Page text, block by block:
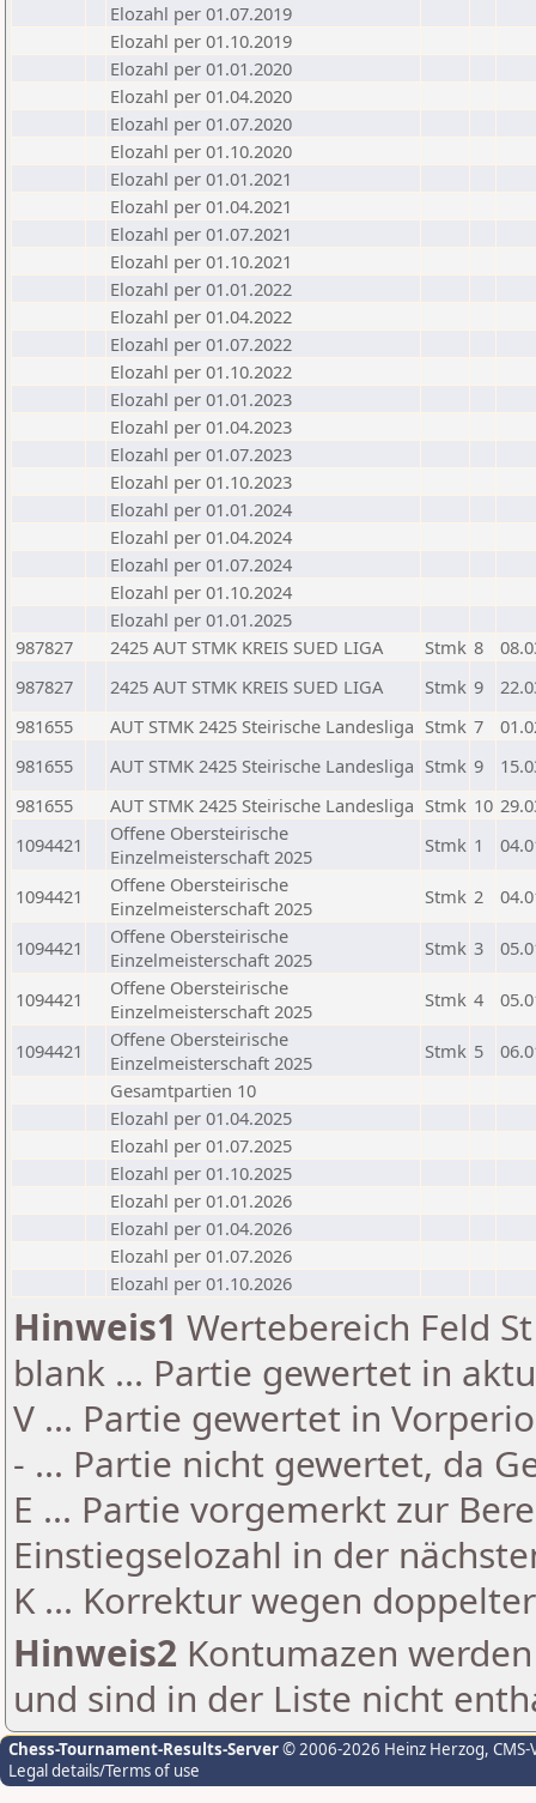
Elozahl per 01.07.2019
Elozahl per 01.10.2019
Elozahl per 01.01.2020
Elozahl per 01.04.2020
Elozahl per 01.07.2020
Elozahl per 01.10.2020
Elozahl per 01.01.2021
Elozahl per 01.04.2021
Elozahl per 01.07.2021
Elozahl per 01.10.2021
Elozahl per 01.01.2022
Elozahl per 01.04.2022
Elozahl per 01.07.2022
Elozahl per 01.10.2022
Elozahl per 01.01.2023
Elozahl per 01.04.2023
Elozahl per 01.07.2023
Elozahl per 01.10.2023
Elozahl per 01.01.2024
Elozahl per 01.04.2024
Elozahl per 01.07.2024
Elozahl per 01.10.2024
Elozahl per 01.01.2025
987827
2425 AUT STMK KREIS SUED LIGA Stmk 8
987827
2425 AUT STMK KREIS SUED LIGA Stmk 9
981655
AUT STMK 2425 Steirische Landesliga Stmk 7
981655
AUT STMK 2425 Steirische Landesliga Stmk 9
981655
AUT STMK 2425 Steirische Landesliga Stmk 10
1094421
Offene Obersteirische
Einzelmeisterschaft 2025
Stmk 1
1094421
Offene Obersteirische
Einzelmeisterschaft 2025
Stmk 2
1094421
Offene Obersteirische
Einzelmeisterschaft 2025
Stmk 3
1094421
Offene Obersteirische
Einzelmeisterschaft 2025
Stmk 4
1094421
Offene Obersteirische
Einzelmeisterschaft 2025
Stmk 5
Gesamtpartien 10
Elozahl per 01.04.2025
Elozahl per 01.07.2025
Elozahl per 01.10.2025
Elozahl per 01.01.2026
Elozahl per 01.04.2026
Elozahl per 01.07.2026
Elozahl per 01.10.2026
Hinweis1 Wertebereich Feld
blank ... Partie gewertet in
V ... Partie gewertet in
- ... Partie nicht gewertet, da
E ... Partie vorgemerkt zur
Einstiegselozahl in der
K ... Korrektur wegen
Hinweis2 Kontumazen
und sind in der Liste nicht
Chess-Tournament-Results-Server© 2006-2026 Heinz Herzog,
Legal details/Terms of use